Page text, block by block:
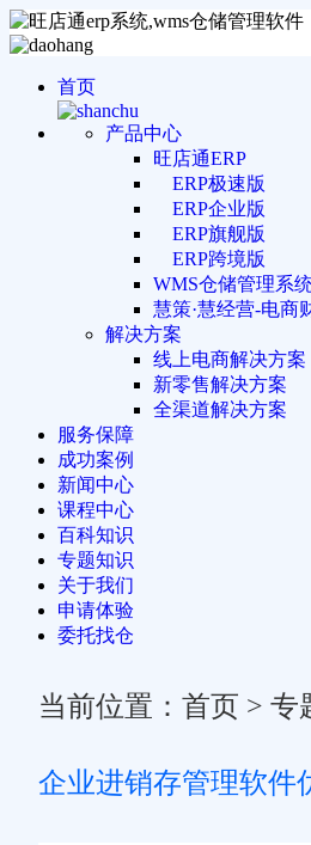
首页
产品中心
旺店通ERP
ERP极速版
ERP企业版
ERP旗舰版
ERP跨境版
WMS仓储管理系
慧策·慧经营-电商
解决方案
线上电商解决方案
新零售解决方案
全渠道解决方案
服务保障
成功案例
新闻中心
课程中心
百科知识
专题知识
关于我们
申请体验
委托找仓
当前位置： 首页 > 专
企业进销存管理软件